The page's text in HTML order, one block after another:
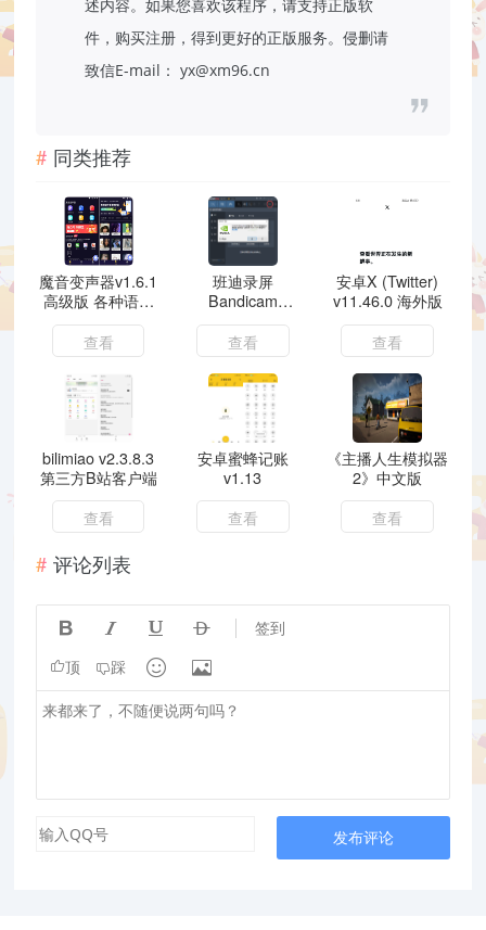
述内容。如果您喜欢该程序，请支持正版软
件，购买注册，得到更好的正版服务。侵删请
致信E-mail： yx@xm96.cn
同类推荐
魔音变声器v1.6.1
高级版 各种语音
包
查看
班迪录屏
Bandicam
v8.3.0.2533便携
版
查看
安卓X (Twitter)
v11.46.0 海外版
查看
bilimiao v2.3.8.3
第三方B站客户端
查看
安卓蜜蜂记账
v1.13
查看
《主播人生模拟器
2》中文版
查看
评论列表
    签到
顶 踩  
发布评论